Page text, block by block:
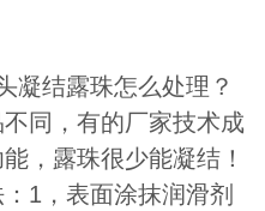
结露珠怎么处理？
同，有的厂家技术成
，露珠很少能凝结！
1，表面涂抹润滑剂